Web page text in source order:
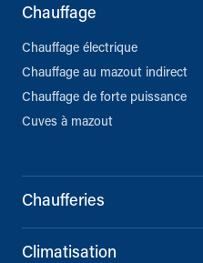
Chauffage
Chauffage électrique
Chauffage au mazout indirect
Chauffage de forte puissance
Cuves à mazout
Chaufferies
Climatisation